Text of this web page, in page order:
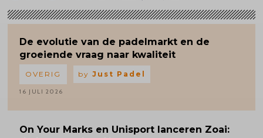
De evolutie van de padelmarkt en de
groeiende vraag naar kwaliteit
OVERIG by Just Padel
16 JULI 2026
On Your Marks en Unisport lanceren Zoai: